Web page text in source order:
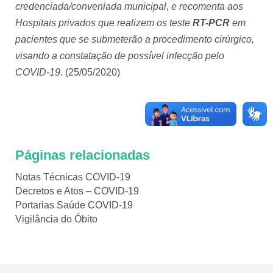
credenciada/conveniada municipal, e recomenta aos
Hospitais privados que realizem os teste RT-PCR em
pacientes que se submeterão a procedimento cirúrgico,
visando a constatação de possível infecção pelo
COVID-19. (25/05/2020)
Páginas relacionadas
Notas Técnicas COVID-19
Decretos e Atos – COVID-19
Portarias Saúde COVID-19
Vigilância do Óbito